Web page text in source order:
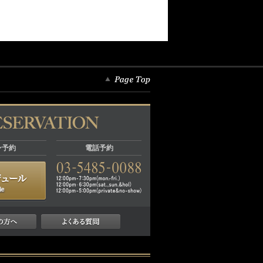
予約 電話予約